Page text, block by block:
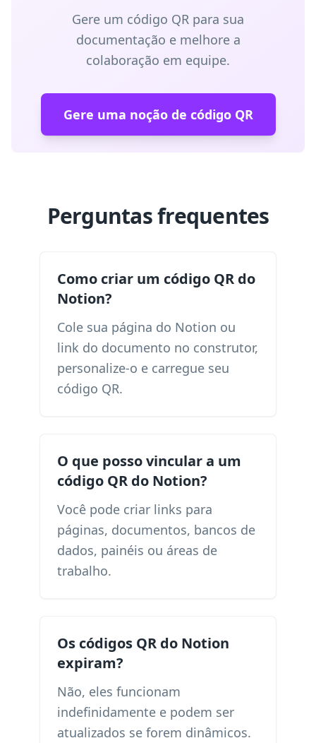
Gere um código QR para sua
documentação e melhore a
colaboração em equipe.
Gere uma noção de código QR
Perguntas frequentes
Como criar um código QR do
Notion?
Cole sua página do Notion ou
link do documento no construtor,
personalize-o e carregue seu
código QR.
O que posso vincular a um
código QR do Notion?
Você pode criar links para
páginas, documentos, bancos de
dados, painéis ou áreas de
trabalho.
Os códigos QR do Notion
expiram?
Não, eles funcionam
indefinidamente e podem ser
atualizados se forem dinâmicos.